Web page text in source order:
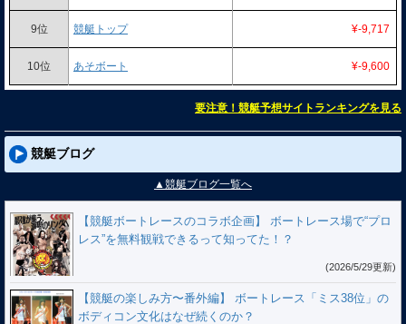
9位 競艇トップ ¥-9,717
10位 あそボート ¥-9,600
要注意！競艇予想サイトランキングを見る
競艇ブログ
▲競艇ブログ一覧へ
【競艇ボートレースのコラボ企画】 ボートレース場で“プロ
レス”を無料観戦できるって知ってた！？
(2026/5/29更新)
【競艇の楽しみ方〜番外編】 ボートレース「ミス38位」の
ボディコン文化はなぜ続くのか？